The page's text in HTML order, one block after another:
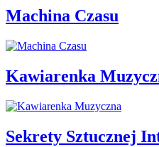
Machina Czasu
Kawiarenka
Sekrety Sztucznej